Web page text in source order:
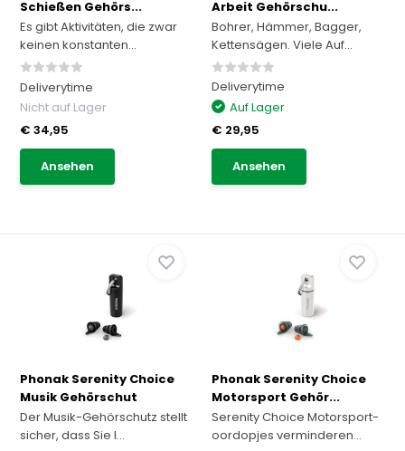
Schießen Gehörs...
Es gibt Aktivitäten, die zwar
keinen konstanten...
Deliverytime
Nicht auf Lager
€ 34,95
Ansehen
Arbeit Gehörschu...
Bohrer, Hämmer, Bagger,
Kettensägen. Viele Auf...
Deliverytime
Auf Lager
€ 29,95
Ansehen
Phonak Serenity Choice
Musik Gehörschut
Der Musik-Gehörschutz stellt
sicher, dass Sie I...
Phonak Serenity Choice
Motorsport Gehör...
Serenity Choice Motorsport-
oordopjes verminderen...